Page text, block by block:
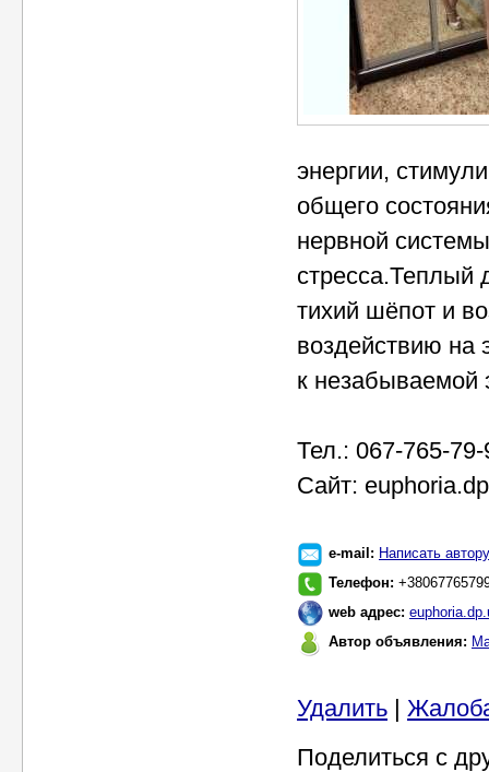
энергии,
общего
нервной
стресса.Теплый
тихий шёпот и
воздействию на
к незабываемой
Тел.: 067-765-79-
Сайт:
e-mail: Написать автору
Телефон:
web адрес:
Автор объявления:
Удалить |
Поделиться с